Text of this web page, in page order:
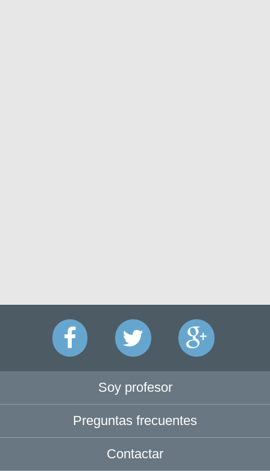
Soy profesor
Preguntas frecuentes
Contactar